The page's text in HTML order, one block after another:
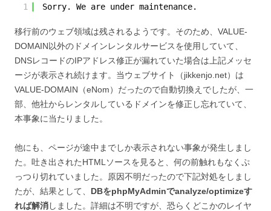
1 Sorry. We are under maintenance.
移行前のウェブ領域は残されるようです。そのため、VALUE-
DOMAIN以外のドメインレンタルサービスを使用していて、
DNSレコードのIPアドレス修正が漏れていた場合は上記メッセ
ージが表示され続けます。当ウェブサイト（jikkenjo.net）は
VALUE-DOMAIN（eNom）だったので自動切換えでしたが、一
部、他社からレンタルしているドメインを修正し忘れていて、
本事象に当たりました。
他にも、ページが途中までしか表示されない事象が発生しまし
た。吐き出されたHTMLソースを見ると、何の前触れもなくぷ
っつり切れていました。原因不明だったので下記対処をしまし
たが、結果として、 DBをphpMyAdminでanalyze/optimizeす
れば解消しました。詳細は不明ですが、恐らくどこかのレイヤ